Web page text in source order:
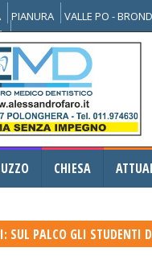
PIANURA VALLE PO -
CHIESA
SUL PALCO GLI STUDENTI